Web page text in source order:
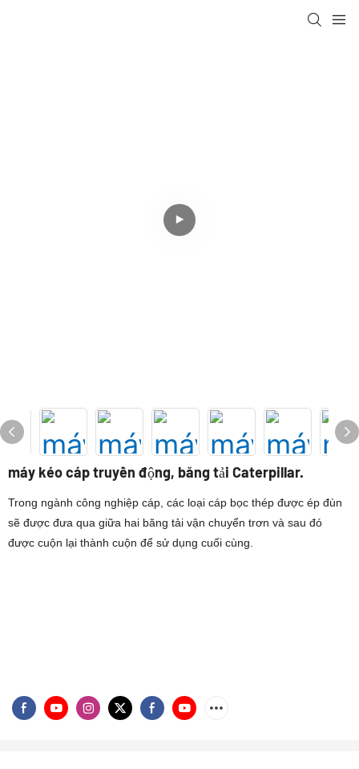
máy kéo cáp truyền động, băng tải Caterpillar.
Trong ngành công nghiệp cáp, các loại cáp bọc thép được ép đùn
sẽ được đưa qua giữa hai băng tải vận chuyển trơn và sau đó
được cuộn lại thành cuộn để sử dụng cuối cùng.